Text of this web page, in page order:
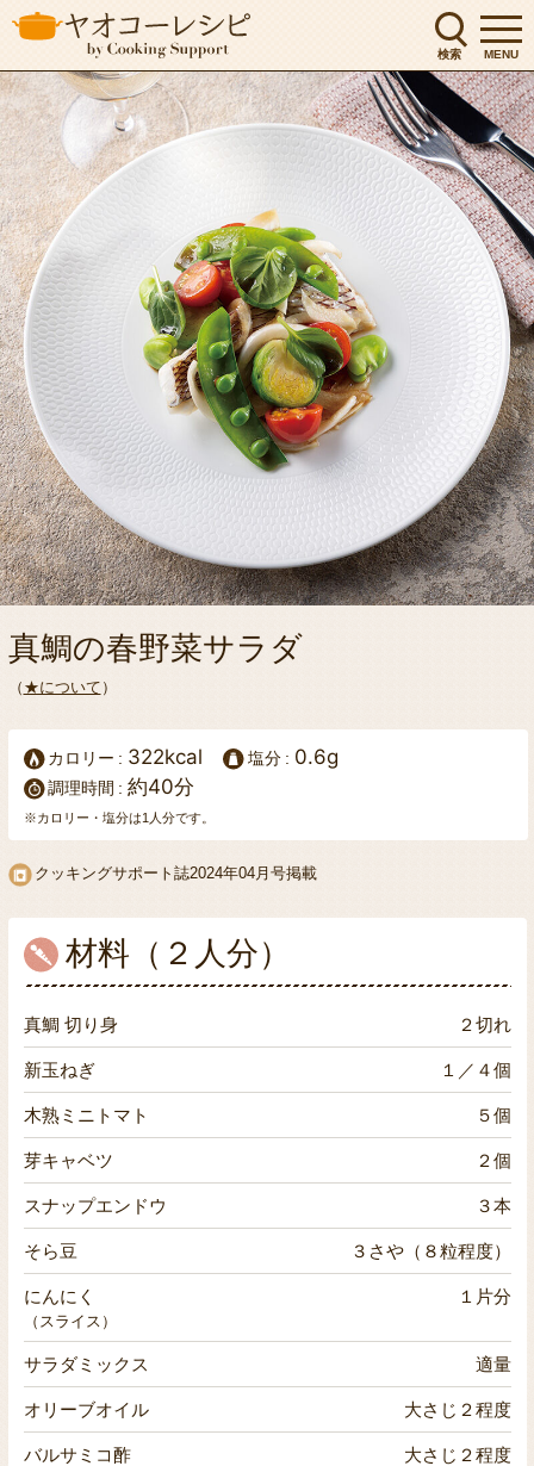
検索 MENU
真鯛の春野菜サラダ
（ ★について ）
カロリー 322kcal 塩分 0.6g
調理時間 約40分
※カロリー・塩分は1人分です。
クッキングサポート誌2024年04月号掲載
材料（２人分）
真鯛 切り身 ２切れ
新玉ねぎ １／４個
木熟ミニトマト ５個
芽キャベツ ２個
スナップエンドウ ３本
そら豆 ３さや（８粒程度）
にんにく １片分
（スライス）
サラダミックス 適量
オリーブオイル 大さじ２程度
バルサミコ酢 大さじ２程度